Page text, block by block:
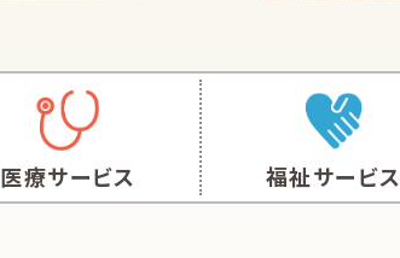
医療サービス 福祉サービス